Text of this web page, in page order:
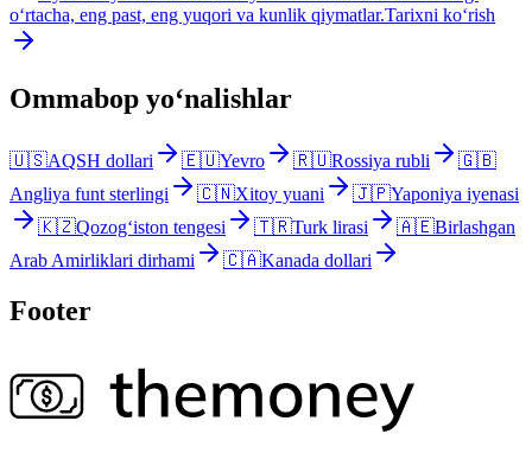
o‘rtacha, eng past, eng yuqori va kunlik qiymatlar.Tarixni ko‘rish
Ommabop yo‘nalishlar
🇺🇸AQSH dollari 🇪🇺Yevro 🇷🇺Rossiya rubli
🇬🇧
Angliya funt sterlingi
🇨🇳Xitoy yuani 🇯🇵Yaponiya iyenasi
🇰🇿Qozog‘iston tengesi 🇹🇷Turk lirasi 🇦🇪Birlashgan
Arab Amirliklari dirhami
🇨🇦Kanada dollari
Footer